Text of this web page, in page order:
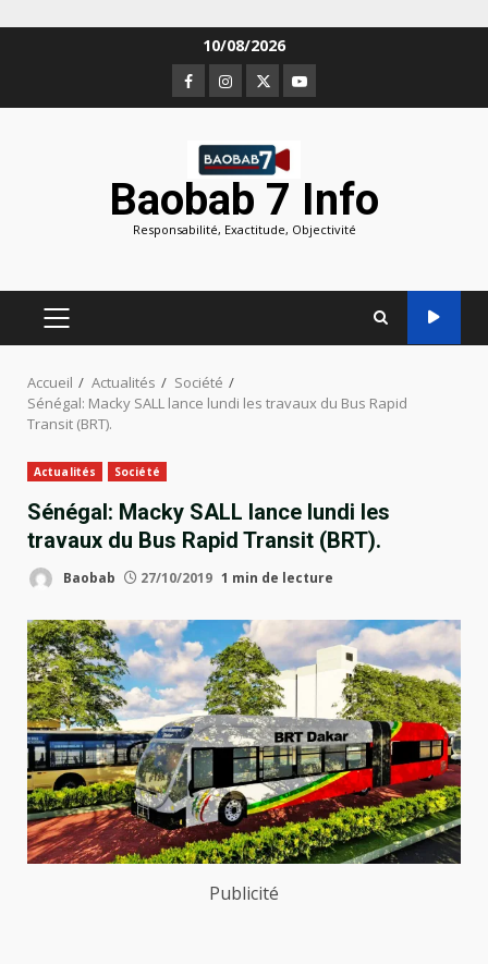
10/08/2026
Facebook
Instagram
TwitterYoutube
Baobab 7 Info
Responsabilité, Exactitude, Objectivité
MENU
PRINCIPAL
Accueil Actualités
Société
Sénégal: Macky SALL lance lundi les travaux du Bus Rapid
Transit (BRT).
Actualités Société
Sénégal: Macky SALL lance lundi les
travaux du Bus Rapid Transit (BRT).
Baobab 27/10/2019 1 min de lecture
Publicité